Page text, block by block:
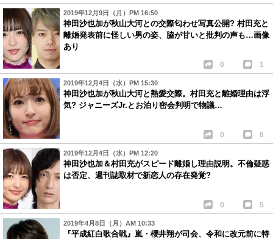
2019年12月9日（月）PM 16:50
神田沙也加が秋山大河との交際匂わせ写真公開? 村田充と
離婚発表前に怪しい男の姿、脇が甘いと批判の声も…画像
あり
0 1
2019年12月4日（水）PM 15:30
神田沙也加が秋山大河と熱愛交際。村田充と離婚理由は浮
気? ジャニーズJr.とお泊り密会判明で物議…
0 6
2019年12月4日（水）PM 12:20
神田沙也加＆村田充がスピード離婚し理由説明。不倫疑惑
は否定、週刊誌取材で新恋人の存在発覚?
0 5
2019年4月8日（月）AM 10:33
『平成紅白歌合戦』嵐・櫻井翔が司会、令和に改元前に特